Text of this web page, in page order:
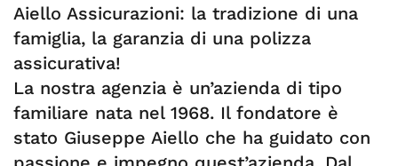
Aiello Assicurazioni: la tradizione di una
famiglia, la garanzia di una polizza
assicurativa!
La nostra agenzia è un’azienda di tipo
familiare nata nel 1968. Il fondatore è
stato Giuseppe Aiello che ha guidato con